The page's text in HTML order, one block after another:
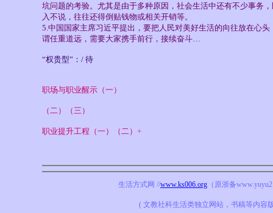
坑问题的考验。尤其是由于多种原因，社会生活中还有不少事务
入不说，往往还得倒贴钱物或相关开销等。
5.中国国家主席习近平提出，要把人民对美好生活的向往放在心
谓任重道远，需要大家携手前行，接续奋斗…
“权贵型”：/ 待
职场与职业醒示（一）
（二）（三）
职业提升工程（一）（二） +
生活方式网 //www.ks006.org （原浙备
( 文教社科生活类独立网站，书稿等内容